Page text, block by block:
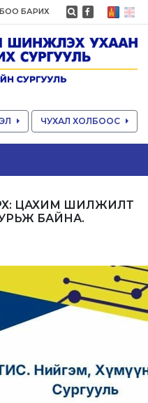
БАРИХ
ЧУХАЛ ХОЛБООС
ЦАХИМ ШИЛЖИЛТ
УРЬЖ БАЙНА.